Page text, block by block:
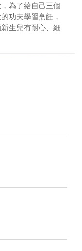
為了給自己三個
功夫學習烹飪，
生兒有耐心、細